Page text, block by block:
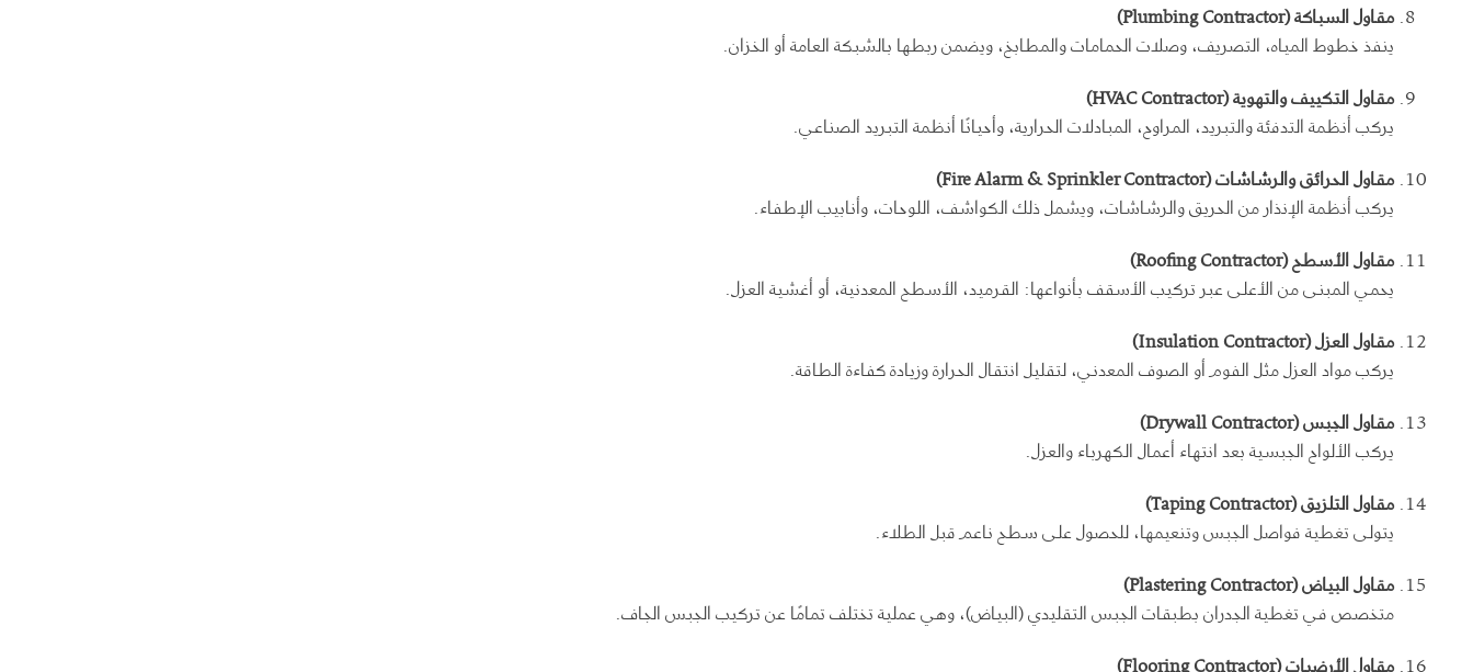
مقاول السباكة(Plumbing Contractor)
ينفذ خطوط المياه، التصريف، وصلات الحمامات والمطابخ، ويضمن ربطها بالشبكة العامة أو الخزان.
مقاول التكييف والتهوية(HVAC Contractor)
يركب أنظمة التدفئة والتبريد، المراوح، المبادلات الحرارية، وأحيانًا أنظمة التبريد الصناعي.
مقاول الحرائق والرشاشات(Fire Alarm & Sprinkler Contractor)
يركب أنظمة الإنذار من الحريق والرشاشات، ويشمل ذلك الكواشف، اللوحات، وأنابيب الإطفاء.
مقاول الأسطح(Roofing Contractor)
يحمي المبنى من الأعلى عبر تركيب الأسقف بأنواعها: القرميد، الأسطح المعدنية، أو أغشية العزل.
مقاول العزل(Insulation Contractor)
يركب مواد العزل مثل الفوم أو الصوف المعدني، لتقليل انتقال الحرارة وزيادة كفاءة الطاقة.
مقاول الجبس(Drywall Contractor)
يركب الألواح الجبسية بعد انتهاء أعمال الكهرباء والعزل.
مقاول التلزيق(Taping Contractor)
يتولى تغطية فواصل الجبس وتنعيمها، للحصول على سطح ناعم قبل الطلاء.
مقاول البياض(Plastering Contractor)
متخصص في تغطية الجدران بطبقات الجبس التقليدي (البياض)، وهي عملية تختلف تمامًا عن تركيب الجبس الجاف.
مقاول الأرضيات(Flooring Contractor)